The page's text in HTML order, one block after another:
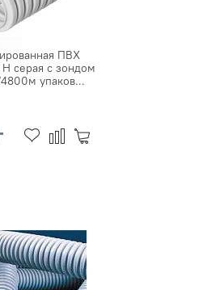
ПВХ
Н серая с зондом
упаков...